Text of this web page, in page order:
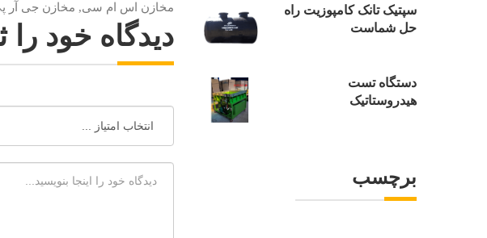
سپتیک تانک کامپوزیت راه
حل شماست
دستگاه تست
هیدروستاتیک
برچسب
مخازن اس ام سی, مخازن جی آر
دیدگاه خود را